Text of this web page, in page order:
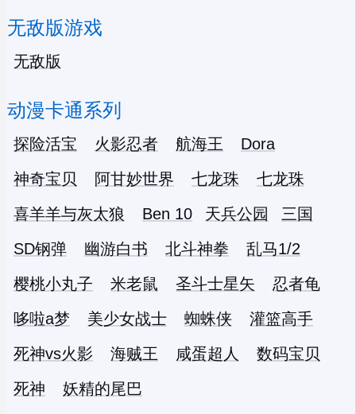
无敌版游戏
无敌版
动漫卡通系列
探险活宝 火影忍者 航海王
Dora
神奇宝贝
阿甘妙世界 七龙珠
七龙珠
喜羊羊与灰太狼
Ben 10 天兵公园
三国
SD钢弹
幽游白书 北斗神拳
乱马1/2
樱桃小丸子
米老鼠 圣斗士星矢
忍者龟
哆啦a梦
美少女战士 蜘蛛侠
灌篮高手
死神vs火影
海贼王 咸蛋超人
数码宝贝
死神
妖精的尾巴